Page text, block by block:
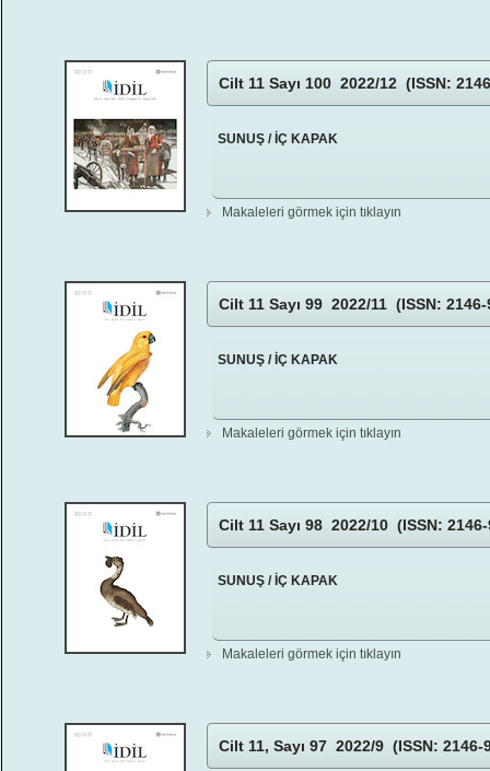
Cilt 11 Sayı 100 2022/12 (ISSN:
SUNUŞ / İÇ KAPAK
Makaleleri görmek için tıklayın
Cilt 11 Sayı 99 2022/11 (ISSN:
SUNUŞ / İÇ KAPAK
Makaleleri görmek için tıklayın
Cilt 11 Sayı 98 2022/10 (ISSN:
SUNUŞ / İÇ KAPAK
Makaleleri görmek için tıklayın
Cilt 11, Sayı 97 2022/9 (ISSN: 2146-